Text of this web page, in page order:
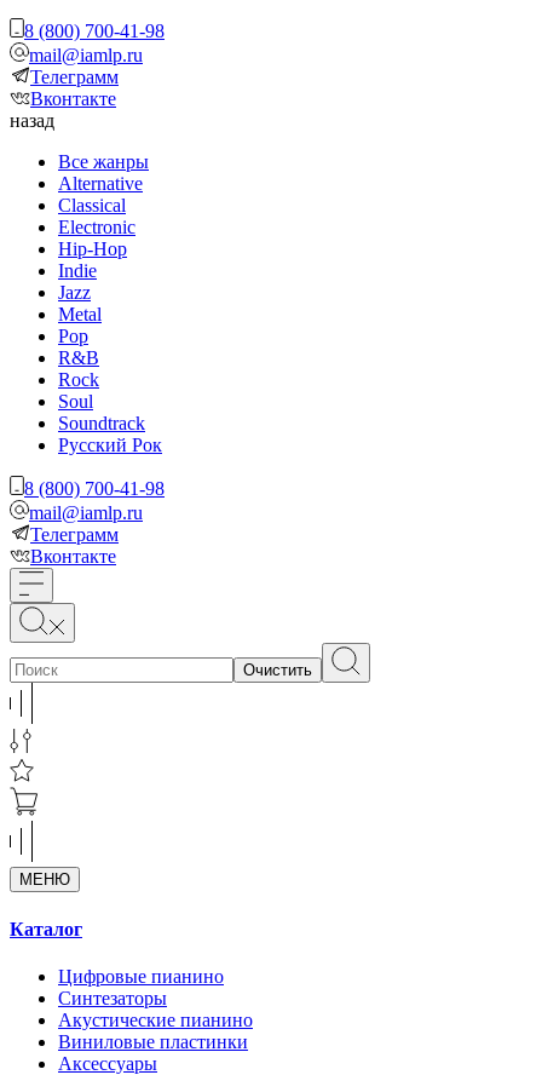
8 (800) 700-41-98
mail@iamlp.ru
Телеграмм
Вконтакте
назад
Все жанры
Alternative
Classical
Electronic
Hip-Hop
Indie
Jazz
Metal
Pop
R&B
Rock
Soul
Soundtrack
Русский Рок
8 (800) 700-41-98
mail@iamlp.ru
Телеграмм
Вконтакте
Очистить
МЕНЮ
Каталог
Цифровые пианино
Синтезаторы
Акустические пианино
Виниловые пластинки
Аксессуары